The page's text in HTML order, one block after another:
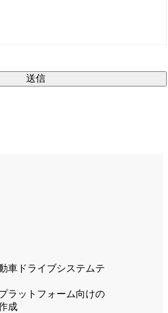
送信
車ドライブシステムテ
ラットフォーム向けの
成